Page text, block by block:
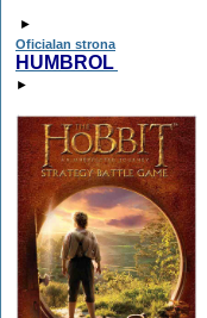
►
Oficialan strona
HUMBROL
►